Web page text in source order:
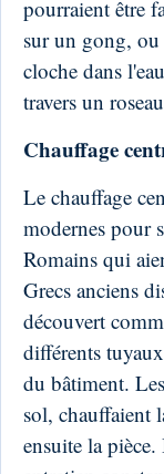
pourraient être
sur un gong, ou
cloche dans
travers un
Chauffage
Le chauffage
modernes pour
Romains qui
Grecs anciens
découvert
différents
du bâtiment.
sol, chauffaient
ensuite la